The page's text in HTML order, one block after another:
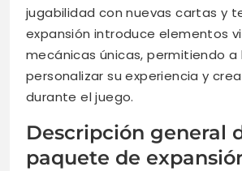
jugabilidad con nuevas cartas y
expansión introduce elementos
mecánicas únicas, permitiendo a
personalizar su experiencia y
durante el juego.
Descripción general
paquete de